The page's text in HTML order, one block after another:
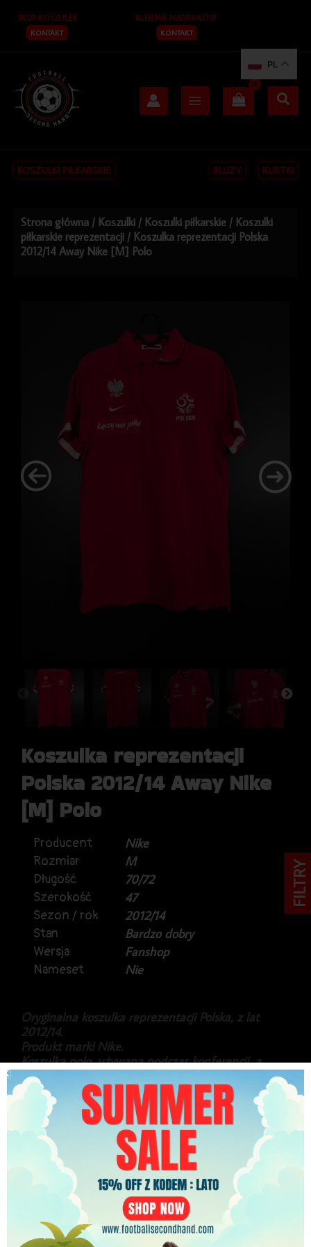
treści
SKUP KOSZULEK
KONTAKT
KLEJENIE NADRUKÓW
KONTAKT
KOSZULKI PIŁKARSKIE BLUZY KURTKI
Strona główna / Koszulki / Koszulki piłkarskie / Koszulki
piłkarskie reprezentacji / Koszulka reprezentacji Polska
2012/14 Away Nike [M] Polo
Koszulka reprezentacji
Polska 2012/14 Away Nike
[M] Polo
Producent
Nike
Rozmiar
M
Długość
70/72
Szerokość
47
Sezon / rok
2012/14
Stan
Bardzo dobry
Wersja
Fanshop
Nameset
Nie
Oryginalna koszulka reprezentacji Polska, z lat
2012/14.
Produkt marki Nike.
Koszulka polo, używana podczas konferencji, a
także na co dzień, przez kadrowiczów.
Stan bardzo dobry.
169.99
Najniższa cena w ciągu ostatnich 30 dni: 169.99zł
PL
FILTRY